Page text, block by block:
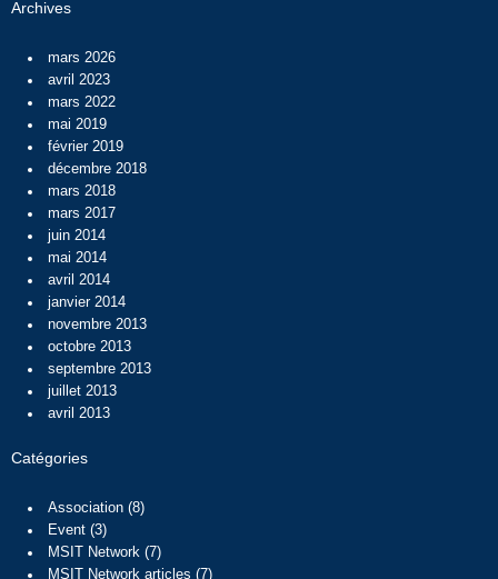
Archives
mars 2026
avril 2023
mars 2022
mai 2019
février 2019
décembre 2018
mars 2018
mars 2017
juin 2014
mai 2014
avril 2014
janvier 2014
novembre 2013
octobre 2013
septembre 2013
juillet 2013
avril 2013
Catégories
Association(8)
Event(3)
MSIT Network (7)
MSIT Network articles (7)